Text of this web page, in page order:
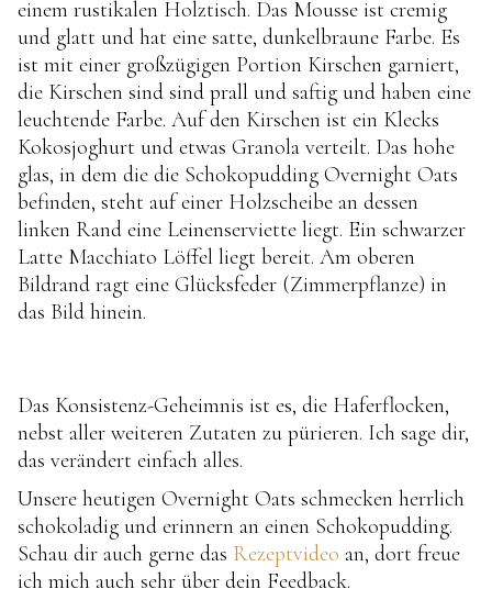
Das Konsistenz-Geheimnis ist es, die Haferflocken,
nebst aller weiteren Zutaten zu pürieren. Ich sage dir,
das verändert einfach alles.
Unsere heutigen Overnight Oats schmecken herrlich
schokoladig und erinnern an einen Schokopudding.
Schau dir auch gerne das Rezeptvideo an, dort freue
ich mich auch sehr über dein Feedback.